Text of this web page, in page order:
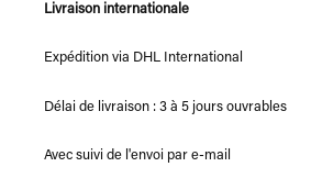
Livraison internationale
Expédition via DHL International
Délai de livraison : 3 à 5 jours ouvrables
Avec suivi de l'envoi par e-mail